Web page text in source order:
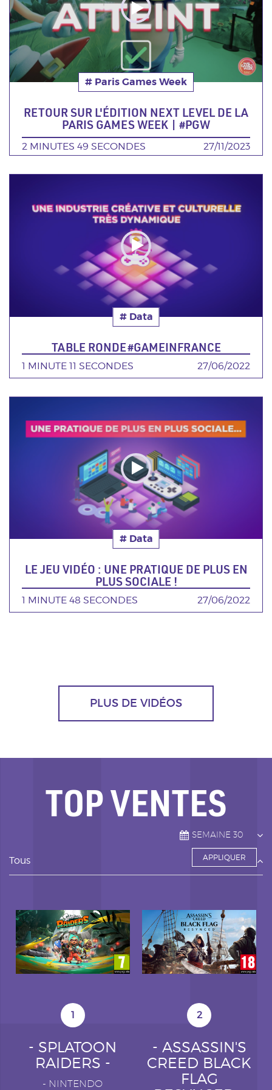
Thématique
# Paris Games Week
RETOUR SUR L'ÉDITION NEXT LEVEL DE LA
PARIS GAMES WEEK | #PGW
DURÉE
2 MINUTES 49 SECONDES DATE
27/11/2023
video
Thématique
# Data
TABLE RONDE #GAMEINFRANCE
DURÉE
1 MINUTE 11 SECONDES DATE
27/06/2022
video
Thématique
# Data
LE JEU VIDÉO : UNE PRATIQUE DE PLUS EN
PLUS SOCIALE !
DURÉE
1 MINUTE 48 SECONDES DATE
27/06/2022
PLUS DE VIDÉOS
TOP VENTES
Tous
1
- SPLATOON
RAIDERS -
- NINTENDO
2
- ASSASSIN'S
CREED BLACK
FLAG